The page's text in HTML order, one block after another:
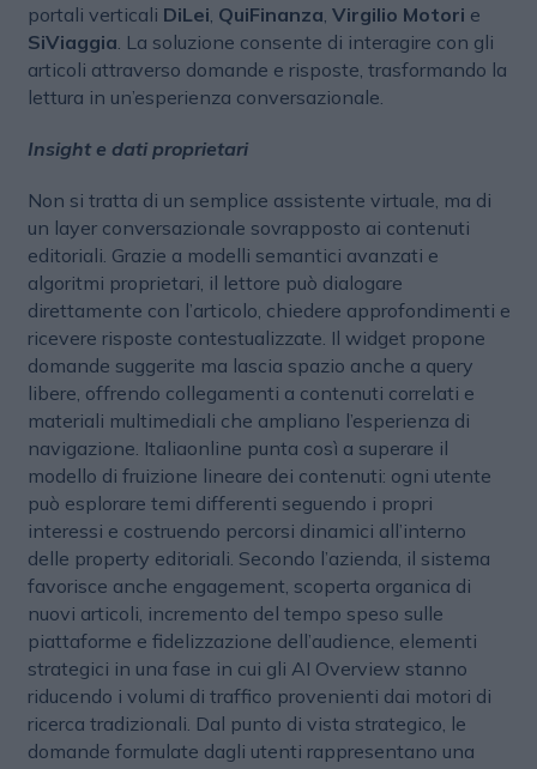
portali verticali DiLei, QuiFinanza, Virgilio Motori e
SiViaggia. La soluzione consente di interagire con gli
articoli attraverso domande e risposte, trasformando la
lettura in un’esperienza conversazionale.
Insight e dati proprietari
Non si tratta di un semplice assistente virtuale, ma di
un layer conversazionale sovrapposto ai contenuti
editoriali. Grazie a modelli semantici avanzati e
algoritmi proprietari, il lettore può dialogare
direttamente con l’articolo, chiedere approfondimenti e
ricevere risposte contestualizzate. Il widget propone
domande suggerite ma lascia spazio anche a query
libere, offrendo collegamenti a contenuti correlati e
materiali multimediali che ampliano l’esperienza di
navigazione. Italiaonline punta così a superare il
modello di fruizione lineare dei contenuti: ogni utente
può esplorare temi differenti seguendo i propri
interessi e costruendo percorsi dinamici all’interno
delle property editoriali. Secondo l’azienda, il sistema
favorisce anche engagement, scoperta organica di
nuovi articoli, incremento del tempo speso sulle
piattaforme e fidelizzazione dell’audience, elementi
strategici in una fase in cui gli AI Overview stanno
riducendo i volumi di traffico provenienti dai motori di
ricerca tradizionali. Dal punto di vista strategico, le
domande formulate dagli utenti rappresentano una